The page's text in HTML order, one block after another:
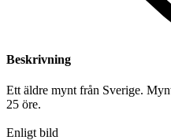
Beskrivning
Ett äldre mynt från Sverige.
25 öre.
Enligt bild